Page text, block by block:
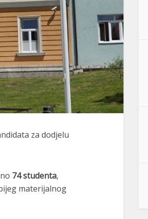
za dodjelu
74 studenta,
materijalnog